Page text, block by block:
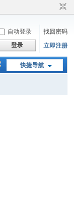
自动登录
找回密码
登录 立即注册
快捷导航